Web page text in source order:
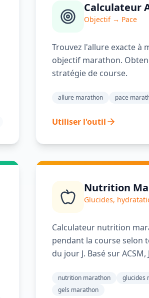
Calculateur
Objectif → Pace
Trouvez l'allure exacte
objectif marathon.
stratégie de course.
allure marathon pace
Utiliser l'outil
Nutrition
Glucides,
Calculateur nutrition
pendant la course selon
du jour J. Basé sur
nutrition marathon glucides
gels marathon